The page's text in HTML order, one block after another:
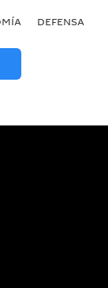
DEFENSA